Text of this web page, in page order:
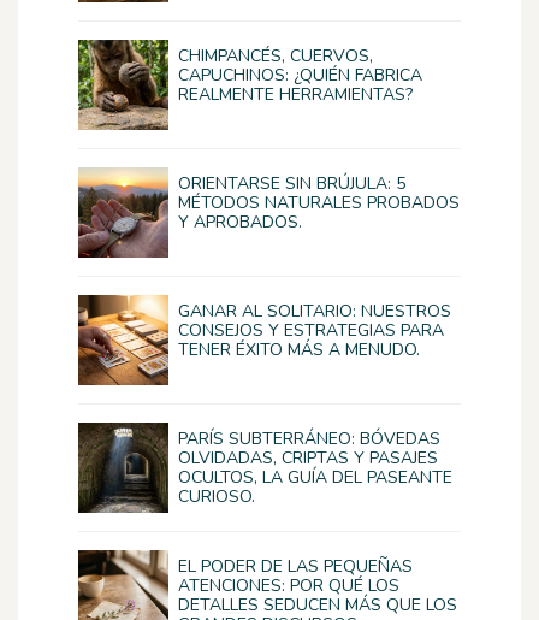
CHIMPANCÉS, CUERVOS,
CAPUCHINOS: ¿QUIÉN FABRICA
REALMENTE HERRAMIENTAS?
ORIENTARSE SIN BRÚJULA: 5
MÉTODOS NATURALES PROBADOS
Y APROBADOS.
GANAR AL SOLITARIO: NUESTROS
CONSEJOS Y ESTRATEGIAS PARA
TENER ÉXITO MÁS A MENUDO.
PARÍS SUBTERRÁNEO: BÓVEDAS
OLVIDADAS, CRIPTAS Y PASAJES
OCULTOS, LA GUÍA DEL PASEANTE
CURIOSO.
EL PODER DE LAS PEQUEÑAS
ATENCIONES: POR QUÉ LOS
DETALLES SEDUCEN MÁS QUE LOS